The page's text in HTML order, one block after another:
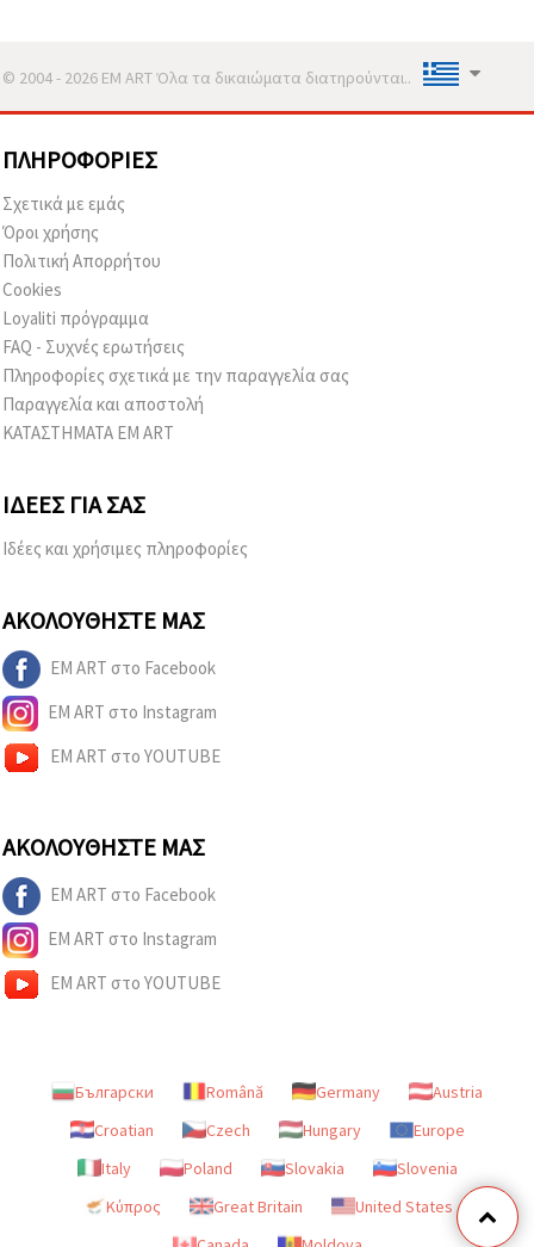
© 2004 - 2026 EM ART Όλα τα δικαιώματα διατηρούνται..
ΠΛΗΡΟΦΟΡΊΕΣ
Σχετικά με εμάς
Όροι χρήσης
Πολιτική Απορρήτου
Cookies
Loyaliti πρόγραμμα
FAQ - Συχνές ερωτήσεις
Πληροφορίες σχετικά με την παραγγελία σας
Παραγγελία και αποστολή
ΚΑΤΑΣΤΗΜΑΤΑ EM ART
ΙΔΈΕΣ ΓΙΑ ΣΑΣ
Ιδέες και χρήσιμες πληροφορίες
ΑΚΟΛΟΥΘΉΣΤΕ ΜΑΣ
EM ART στο Facebook
EM ART στο Instagram
EM ART στο YOUTUBE
ΑΚΟΛΟΥΘΉΣΤΕ ΜΑΣ
EM ART στο Facebook
EM ART στο Instagram
EM ART στο YOUTUBE
Български Română Germany
Austria
Croatian
Czech Hungary
Europe
Italy
Poland Slovakia
Slovenia
Κύπρος
Great Britain
United States